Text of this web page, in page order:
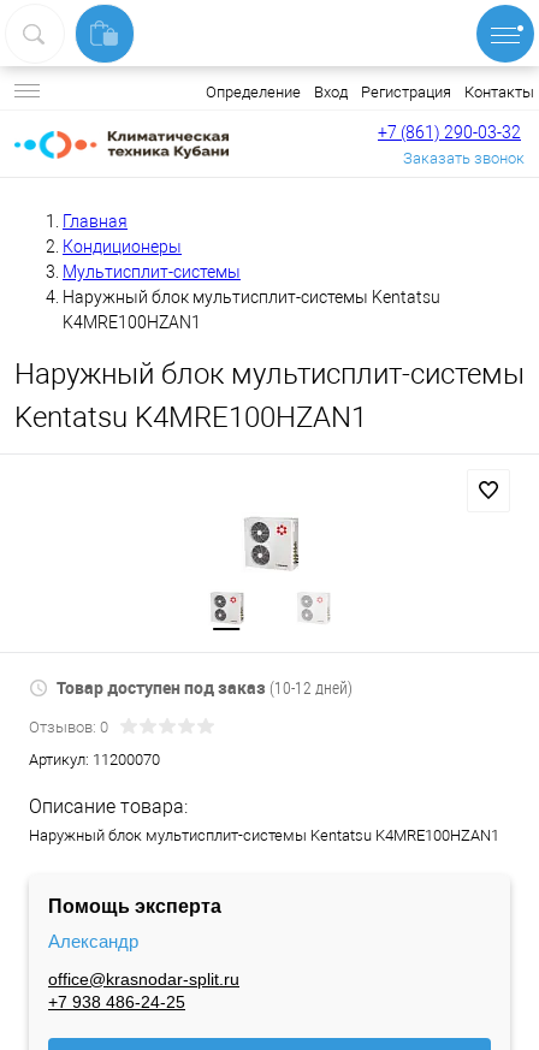
Определение Вход Регистрация Контакты
+7 (861) 290-03-32
Заказать звонок
Главная
Кондиционеры
Мультисплит-системы
Наружный блок мультисплит-системы Kentatsu
K4MRE100HZAN1
Наружный блок мультисплит-системы
Kentatsu K4MRE100HZAN1
Товар доступен под заказ (10-12 дней)
Отзывов: 0
Артикул: 11200070
Описание товара:
Наружный блок мультисплит-системы Kentatsu K4MRE100HZAN1
Помощь эксперта
Александр
office@krasnodar-split.ru
+7 938 486-24-25